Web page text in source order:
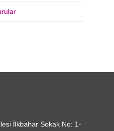
İlkbahar Sokak No: 1-